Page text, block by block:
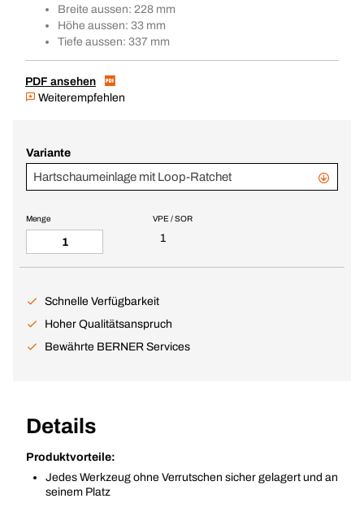
Breite aussen: 228 mm
Höhe aussen: 33 mm
Tiefe aussen: 337 mm
PDF ansehen
Weiterempfehlen
Variante
Hartschaumeinlage mit Loop-Ratchet
VPE / SOR
1
Menge
Schnelle Verfügbarkeit
Hoher Qualitätsanspruch
Bewährte BERNER Services
Details
Produktvorteile:
Jedes Werkzeug ohne Verrutschen sicher gelagert und an
seinem Platz